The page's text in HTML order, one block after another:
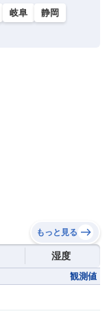
岐阜
静岡
もっと見る
湿度
観測値